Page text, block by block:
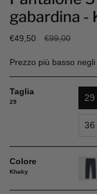
gabardina -
€49,50
Prezzo
€99,00
Prezzo più basso
Taglia
29 29
36
Colore
Khaky